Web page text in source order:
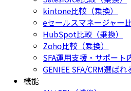
kintone比較（乗換）
eセールスマネージャー
HubSpot比較（乗換）
Zoho比較（乗換）
SFA運用支援・サポート
GENIEE SFA/CRM選ばれ
機能